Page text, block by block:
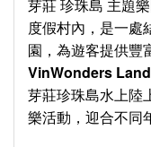
芽莊 珍珠島 主題
度假村內，是一處
園，為遊客提供豐
VinWonders Land
芽莊珍珠島水上陸
樂活動，迎合不同